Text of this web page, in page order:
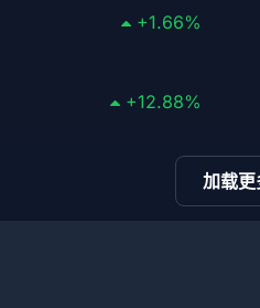
+1.66%
+12.88%
加载更